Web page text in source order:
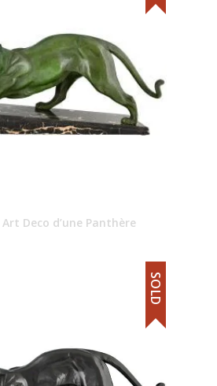
Deco d’une Panthère
SOLD